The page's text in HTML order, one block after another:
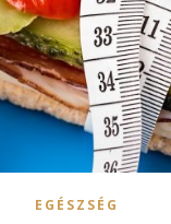
EGÉSZSÉG